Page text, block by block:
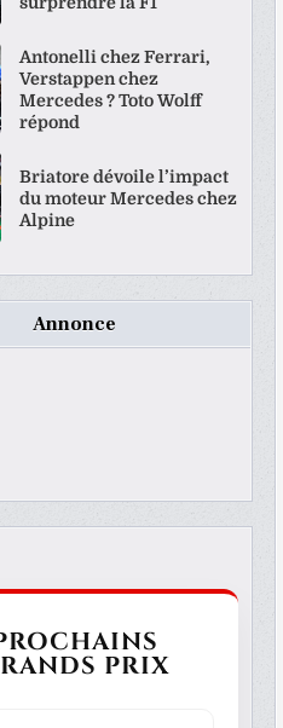
Antonelli chez Ferrari,
Verstappen chez
Mercedes ? Toto Wolff
répond
Briatore dévoile l’impact
du moteur Mercedes chez
Alpine
Annonce
PRIX